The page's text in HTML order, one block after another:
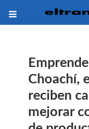
Choachí,
reciben
mejorar